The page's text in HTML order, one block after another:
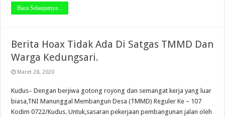
Baca Selanjutnya...
Berita Hoax Tidak Ada Di Satgas TMMD Dan
Warga Kedungsari.
Maret 28, 2020
Kudus– Dengan berjiwa gotong royong dan semangat kerja yang luar
biasa,TNI Manunggal Membangun Desa (TMMD) Reguler Ke – 107
Kodim 0722/Kudus. Untuk,sasaran pekerjaan pembangunan jalan oleh